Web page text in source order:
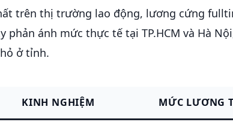
trên thị trường lao động, lương cứng
phản ánh mức thực tế tại TP.HCM và Hà
ở tỉnh.
KINH NGHIỆM MỨC LƯƠNG